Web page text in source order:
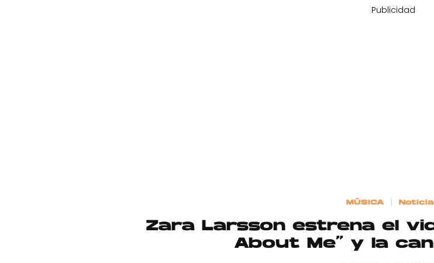
Publicidad
MÚSICA
Zara Larsson estrena el
About Me” y la